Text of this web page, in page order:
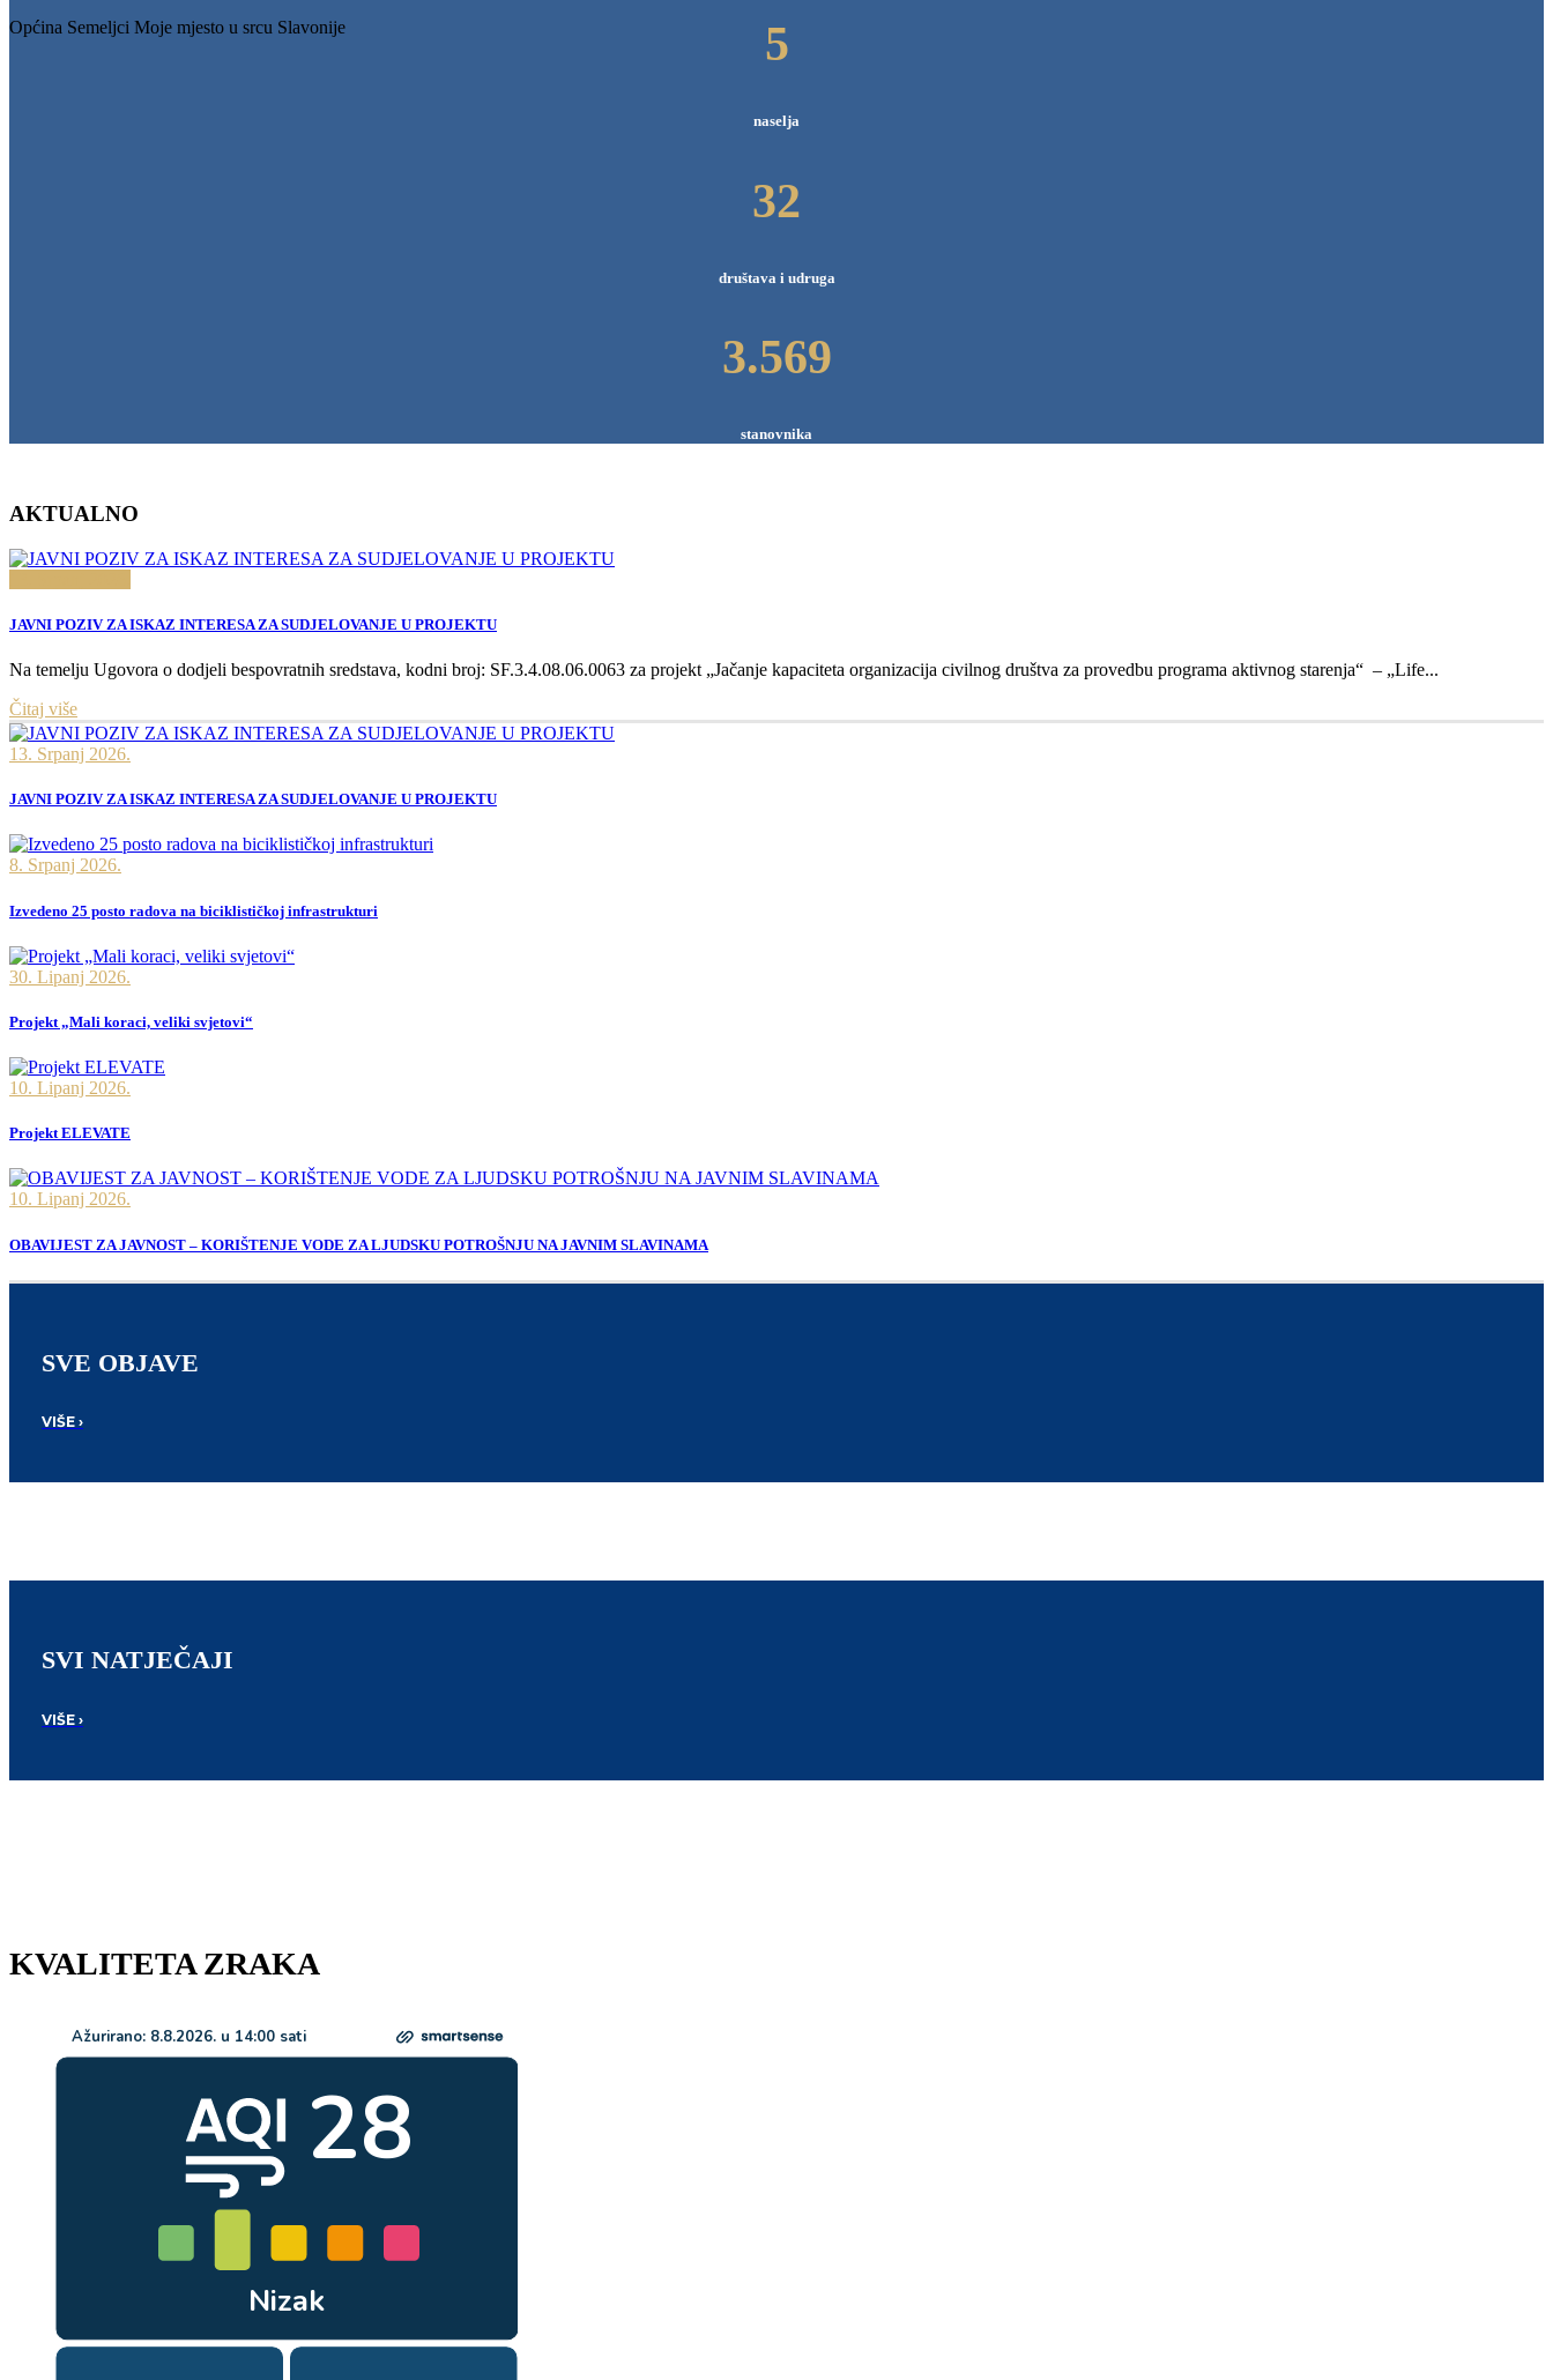
Općina Semeljci Moje mjesto u srcu Slavonije 5
naselja
32
društava i udruga
3.569
stanovnika
AKTUALNO
JAVNI POZIV ZA ISKAZ INTERESA ZA SUDJELOVANJE U PROJEKTU
Na temelju Ugovora o dodjeli bespovratnih sredstava, kodni broj: SF.3.4.08.06.0063 za projekt „Jačanje kapaciteta organizacija civilnog društva za provedbu programa aktivnog starenja“ – „Life...
Čitaj više
13. Srpanj 2026.
JAVNI POZIV ZA ISKAZ INTERESA ZA SUDJELOVANJE U PROJEKTU
8. Srpanj 2026.
Izvedeno 25 posto radova na biciklističkoj infrastrukturi
30. Lipanj 2026.
Projekt „Mali koraci, veliki svjetovi“
10. Lipanj 2026.
Projekt ELEVATE
10. Lipanj 2026.
OBAVIJEST ZA JAVNOST – KORIŠTENJE VODE ZA LJUDSKU POTROŠNJU NA JAVNIM SLAVINAMA
SVE OBJAVE
VIŠE ›
SVI NATJEČAJI
VIŠE ›
KVALITETA ZRAKA